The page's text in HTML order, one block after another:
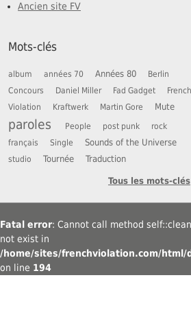
Ancien site FV
Mots-clés
album années 70 Années 80
Berlin
Concours
Daniel Miller Fad Gadget
French
Violation
Kraftwerk Martin Gore Mute
paroles People post punk
rock
français
Single Sounds of the Universe
studio Tournée Traduction
Tous les mots-clés
Fatal error: Cannot call method
not exist in
/home/sites/frenchviolation.com/html/
on line 194